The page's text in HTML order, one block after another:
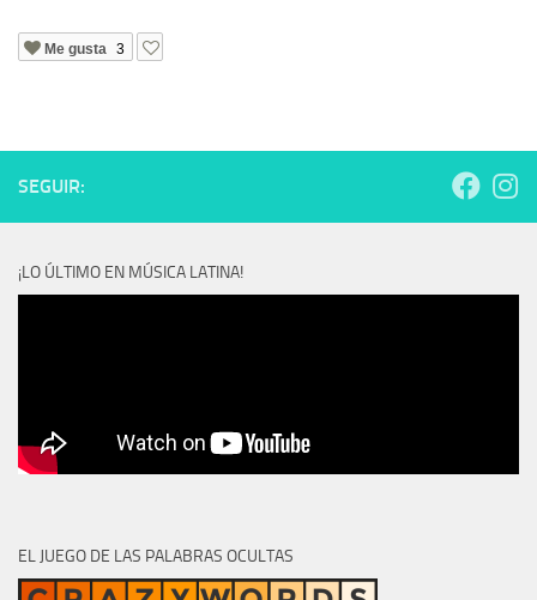
Me gusta 3
SEGUIR:
¡LO ÚLTIMO EN MÚSICA LATINA!
EL JUEGO DE LAS PALABRAS OCULTAS